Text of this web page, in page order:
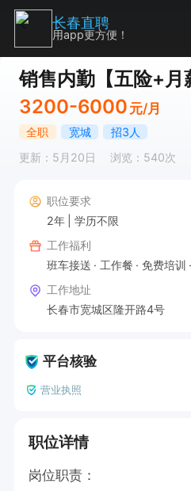
销售内勤【五险+
3200-6000 元/月
全职 宽城
招3人
更新：5月20日
浏览：540次
职位要求
2年
学历不限
工作福利
班车接送
工作餐 免费培训
工作地址
长春市宽城区隆开路4号
平台核验
营业执照
职位详情
岗位职责：
长春直聘
用app更方便！